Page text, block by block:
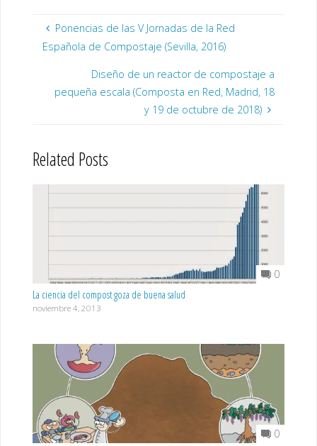
Ponencias de las V Jornadas de la Red
Española de Compostaje (Sevilla, 2016)
Diseño de un reactor de compostaje a
pequeña escala (Composta en Red, Madrid, 18
y 19 de octubre de 2018)
Related Posts
0
La ciencia del compost goza de buena salud
noviembre 4, 2013
0